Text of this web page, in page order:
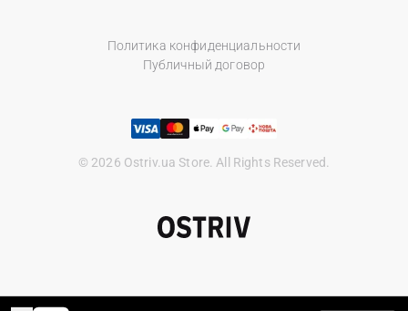
Политика конфиденциальности
Публичный договор
© 2026 Ostriv.ua Store. All Rights Reserved.